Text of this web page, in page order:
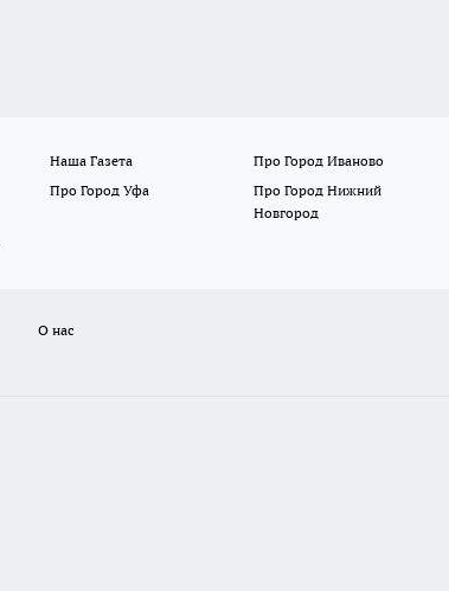
Наша Газета
Про Город Иваново
Про Город Уфа
Про Город Нижний
Новгород
О нас